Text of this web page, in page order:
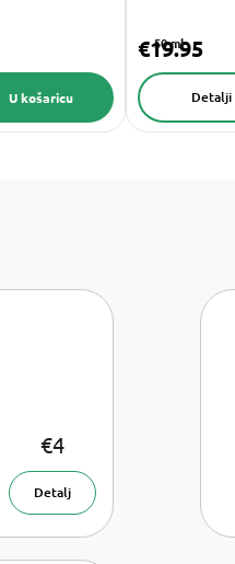
U košaricu
50 ml
€19.95
Detalji
€4
Detalj